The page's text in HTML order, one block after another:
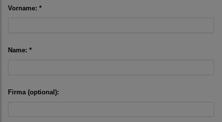
Vorname: *
Name: *
Firma (optional):